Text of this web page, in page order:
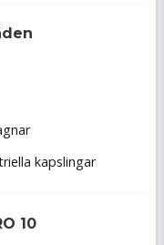
kapslingar
10